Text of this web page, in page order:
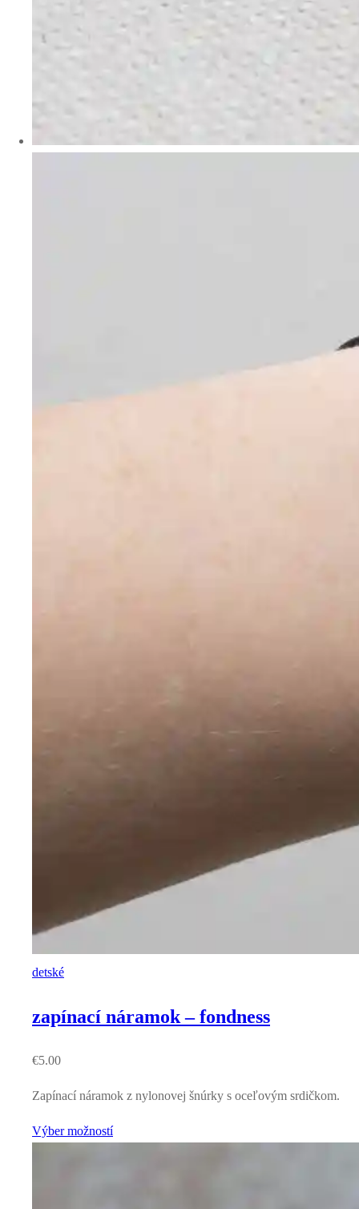
detské
zapínací náramok – fondness
€5.00
Zapínací náramok z nylonovej šnúrky s oceľovým srdičkom.
Výber možností